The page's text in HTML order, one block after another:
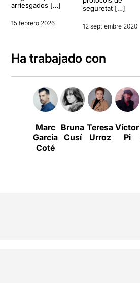
arriesgados […]
15 febrero 2026
seguretat […]
12 septiembre 2020
Ha trabajado con
Marc
Garcia
Coté
Bruna
Cusí
Teresa
Urroz
Víctor
Pi